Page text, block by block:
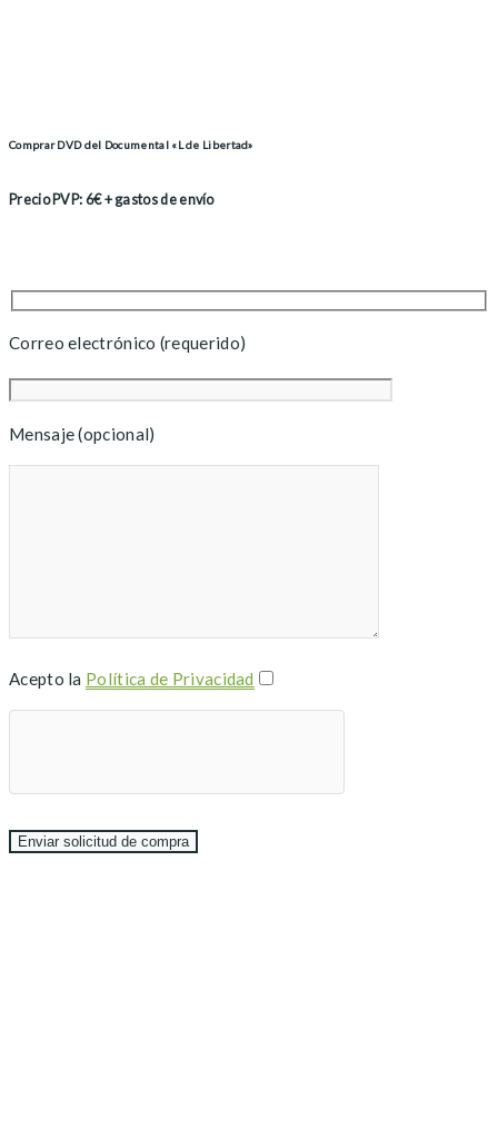
Comprar DVD del Documental «L de Libertad»
Precio PVP: 6€ + gastos de envío
Correo electrónico (requerido)
Mensaje (opcional)
Acepto la Política de Privacidad